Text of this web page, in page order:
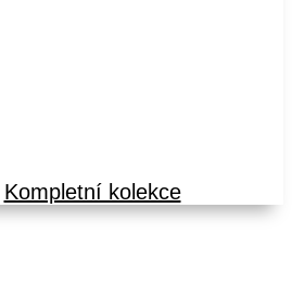
Kompletní kolekce